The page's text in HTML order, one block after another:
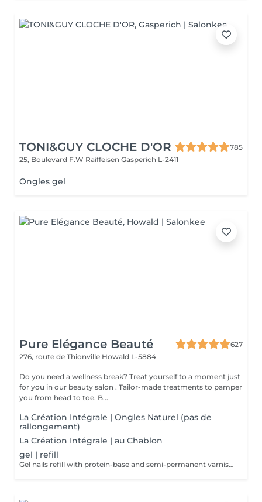
TONI&GUY CLOCHE D'OR
785
25, Boulevard F.W Raiffeisen Gasperich L-2411
Ongles gel
Pure Elégance Beauté
627
276, route de Thionville Howald L-5884
Do you need a wellness break? Treat yourself to a moment just
for you in our beauty salon . Tailor-made treatments to pamper
you from head to toe. B...
La Création Intégrale | Ongles Naturel (pas de
rallongement)
La Création Intégrale | au Chablon
gel | refill
Gel nails refill with protein-base and semi-permanent varnish. Color of your choice. Possibility to combine several colors. Without decoration. The protein-base nourishes, protects and strengthens soft and brittle nails!